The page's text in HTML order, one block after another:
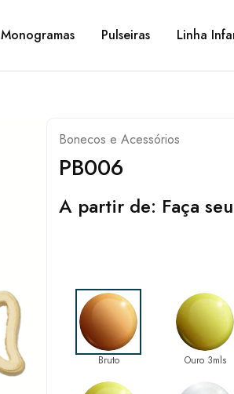
Monogramas Pulseiras Linha
Bonecos e Acessórios
PB006
A partir de: Faça
Bruto Ouro 3mls